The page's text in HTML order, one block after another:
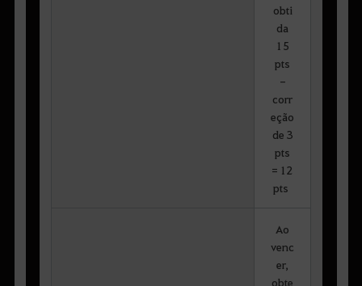
obti
da
15
pts
-
corr
eção
de 3
pts
= 12
pts
Ao
venc
er,
obte